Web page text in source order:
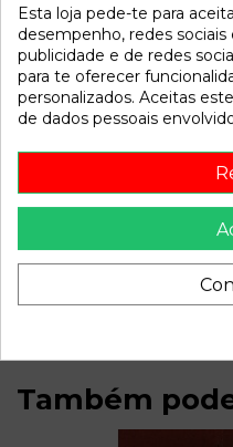
Ref.Marca
Modelo
Referência 807198
Disponível a partir de: 2022-
Descrição
berlina 3.0 v6 24v cat (xfz /
Também
Esta loja pede-te para
desempenho, redes
publicidade e de redes
para te oferecer
personalizados. Aceitas
de dados pessoais